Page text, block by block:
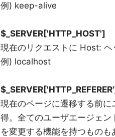
例) keep-alive
$_SERVER['HTTP_HOST']
現在のリクエストに Host: ヘ
例) localhost
現在のページに遷移する前
得。全てのユーザエージェン
を変更する機能を持つものも